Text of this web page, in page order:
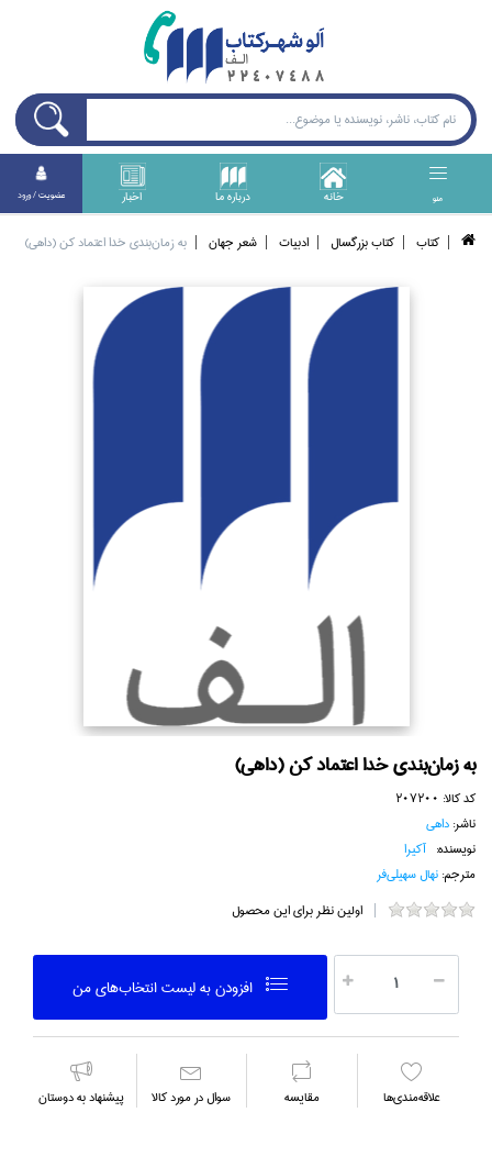
منو خانه درباره ما اخبار عضويت / ورود
كتاب كتاب بزرگسال ادبيات شعر جهان به زمان‌بندي خدا اعتماد كن (داهي)
به زمان‌بندي خدا اعتماد كن (داهي)
کد کالا: 207200
ناشر:داهي
نویسنده: آكيرا
مترجم:نهال سهيلي‌فر
اولین نظر برای این محصول
افزودن به ليست انتخاب‌هاي من
علاقه‌مندي‌ها مقايسه سوال در مورد كالا پیشنهاد به دوستان